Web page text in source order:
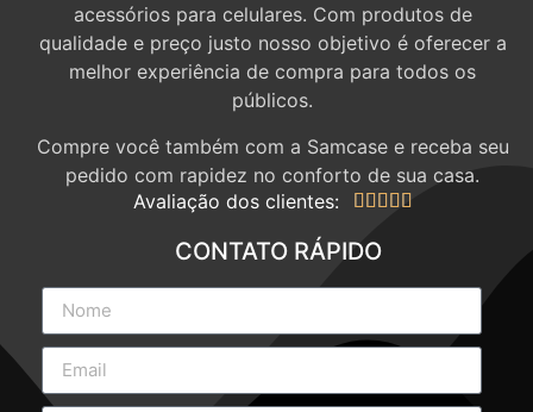
acessórios para celulares. Com produtos de
qualidade e preço justo nosso objetivo é oferecer a
melhor experiência de compra para todos os
públicos.
Compre você também com a Samcase e receba seu
pedido com rapidez no conforto de sua casa.
Avaliação dos clientes:
    
CONTATO RÁPIDO